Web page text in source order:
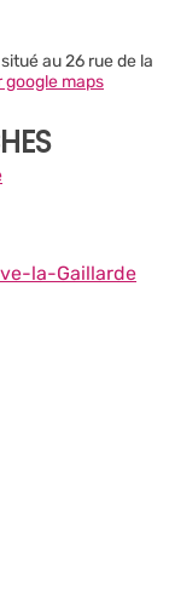
au 26 rue de la
google maps
la-Gaillarde